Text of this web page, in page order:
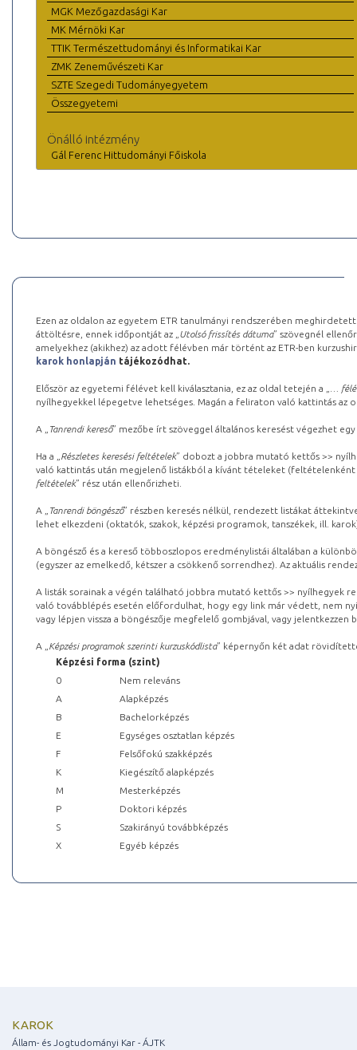
MGK Mezőgazdasági Kar
MK Mérnöki Kar
TTIK Természettudományi és Informatikai Kar
ZMK Zeneművészeti Kar
SZTE Szegedi Tudományegyetem
Összegyetemi
Önálló intézmény
Gál Ferenc Hittudományi Főiskola
Ezen az oldalon az egyetem ETR tanulmányi rendszerében
áttöltésre, ennek időpontját az „ Utolsó frissítés dátuma” szövegnél
amelyekhez (akikhez) az adott félévben már történt az ETR-ben
karok honlapján tájékozódhat.
Először az egyetemi félévet kell kiválasztania, ez az oldal tetején a „
…
nyílhegyekkel lépegetve lehetséges. Magán a feliraton való kattintás az
A „ Tanrendi kereső” mezőbe írt szöveggel általános keresést végezhet
Ha a „ Részletes keresési feltételek” dobozt a jobbra mutató kettős >>
való kattintás után megjelenő listákból a kívánt tételeket (feltételenként
feltételek” rész után ellenőrizheti.
A „ Tanrendi böngésző” részben keresés nélkül, rendezett listákat
lehet elkezdeni (oktatók, szakok, képzési programok, tanszékek, ill.
A böngésző és a kereső többoszlopos eredménylistái általában a
(egyszer az emelkedő, kétszer a csökkenő sorrendhez). Az aktuális
A listák sorainak a végén található jobbra mutató kettős >> nyílhegyek
való továbblépés esetén előfordulhat, hogy egy link már védett, nem
vagy lépjen vissza a böngészője megfelelő gombjával, vagy
A „ Képzési programok szerinti kurzuskódlista” képernyőn két adat
Képzési forma (szint)
0
Nem releváns
A
Alapképzés
B
Bachelorképzés
E
Egységes osztatlan képzés
F
Felsőfokú szakképzés
K
Kiegészítő alapképzés
M
Mesterképzés
P
Doktori képzés
S
Szakirányú továbbképzés
X
Egyéb képzés
KAROK
Állam- és Jogtudományi Kar - ÁJTK